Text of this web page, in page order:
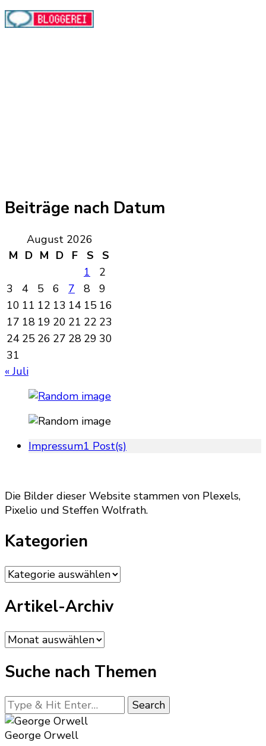
Beiträge nach Datum
August 2026
M D M D F S
S
1
2
3
4 5 6 7 8
9
10 11 12 13 14 15 16
17 18 19 20 21 22 23
24 25 26 27 28 29 30
31
« Juli
Impressum1 Post(s)
Die Bilder dieser Website stammen von Plexels,
Pixelio und Steffen Wolfrath.
Kategorien
Kategorien
Artikel-Archiv
Artikel-
Archiv
Suche nach Themen
Looking
for
Something?
George Orwell